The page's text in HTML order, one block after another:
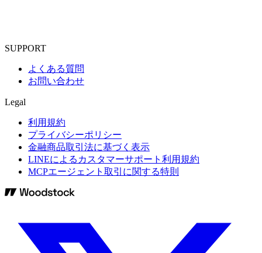
SUPPORT
よくある質問
お問い合わせ
Legal
利用規約
プライバシーポリシー
金融商品取引法に基づく表示
LINEによるカスタマーサポート利用規約
MCPエージェント取引に関する特則